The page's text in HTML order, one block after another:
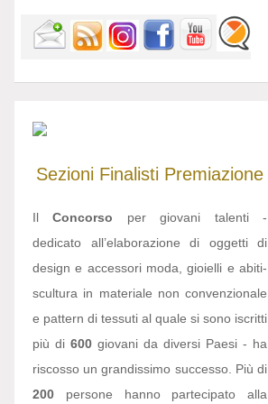
Sezioni Finalisti Premiazione
IlConcorso per giovani talenti -
dedicato all’elaborazione di oggetti di
design e accessori moda, gioielli e abiti-
scultura in materiale non convenzionale
e pattern di tessuti al quale si sono iscritti
più di 600 giovani da diversi Paesi - ha
riscosso un grandissimo successo. Più di
200 persone hanno partecipato alla